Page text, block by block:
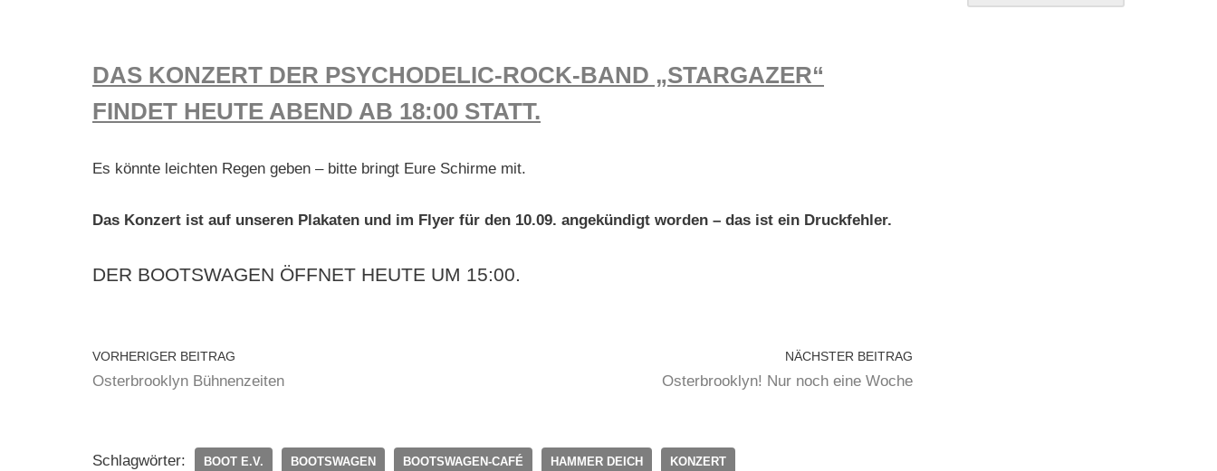
DAS KONZERT DER PSYCHODELIC-ROCK-BAND „STARGAZER“
FINDET HEUTE ABEND AB 18:00 STATT.
Es könnte leichten Regen geben – bitte bringt Eure Schirme mit.
Das Konzert ist auf unseren Plakaten und im Flyer für den 10.09. angekündigt worden – das ist ein Druckfehler.
DER BOOTSWAGEN ÖFFNET HEUTE UM 15:00.
VORHERIGER BEITRAG
Osterbrooklyn Bühnenzeiten
NÄCHSTER BEITRAG
Osterbrooklyn! Nur noch eine Woche
Schlagwörter: BOOT E.V. BOOTSWAGEN BOOTSWAGEN-CAFÉ HAMMER DEICH KONZERT